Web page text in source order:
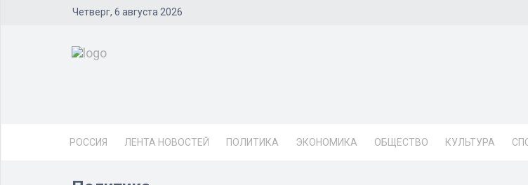
Четверг, 6 августа 2026
РОССИЯ ЛЕНТА НОВОСТЕЙ ПОЛИТИКА ЭКОНОМИКА ОБЩЕСТВО КУЛЬТУРА